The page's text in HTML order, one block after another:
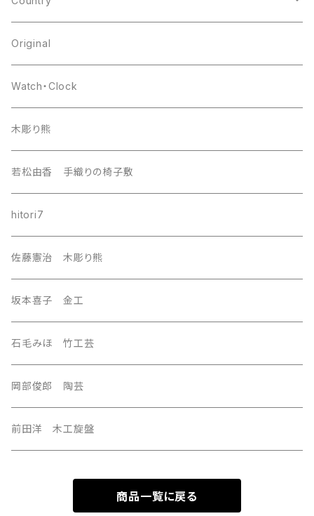
japan
europa
india
nordic
southeast Asia
east asia
Central Asia
U.S.A
Original
Watch・Clock
木彫り熊
若松由香 手織りの椅子敷
hitori7
佐藤憲治 木彫り熊
坂本喜子 金工
石毛みほ 竹工芸
岡部俊郎 陶芸
前田洋 木工旋盤
商品一覧に戻る